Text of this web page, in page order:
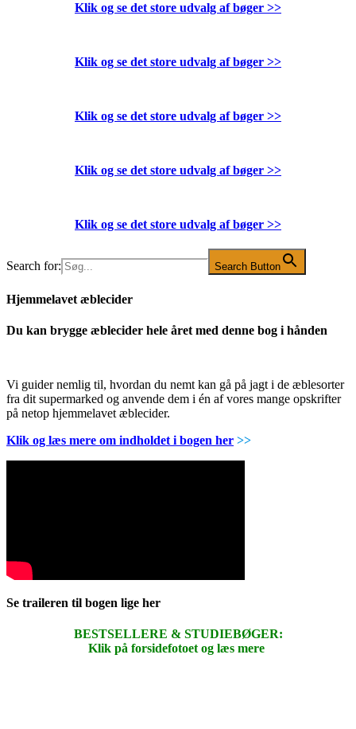
Klik og se det store udvalg af bøger >>
Klik og se det store udvalg af bøger >>
Klik og se det store udvalg af bøger >>
Klik og se det store udvalg af bøger >>
Klik og se det store udvalg af bøger >>
Search for: Search Button
Hjemmelavet æblecider
Du kan brygge æblecider hele året med denne bog i hånden
Vi guider nemlig til, hvordan du nemt kan gå på jagt i de æblesorter
fra dit supermarked og anvende dem i én af vores mange opskrifter
på netop hjemmelavet æblecider.
Klik og læs mere om indholdet i bogen her >>
Se traileren til bogen lige her
BESTSELLERE & STUDIEBØGER:
Klik på forsidefotoet og læs mere